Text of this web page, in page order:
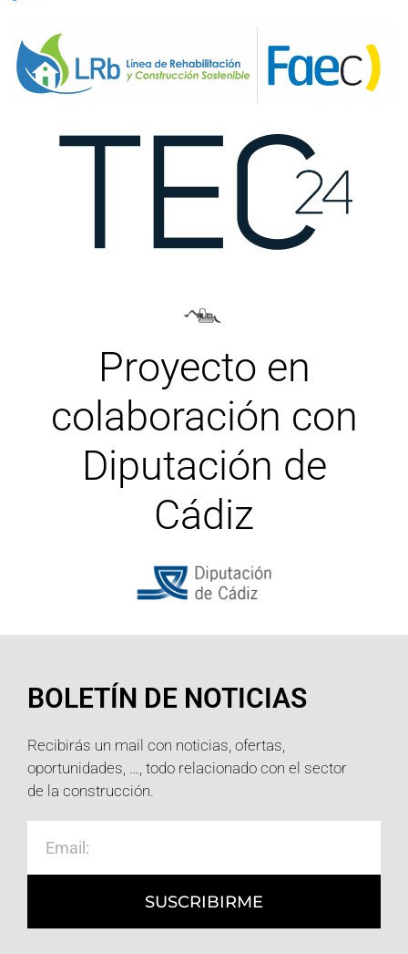
Proyecto en
colaboración con
Diputación de
Cádiz
BOLETÍN DE NOTICIAS
Recibirás un mail con noticias, ofertas,
oportunidades, …, todo relacionado con el sector
de la construcción.
SUSCRIBIRME